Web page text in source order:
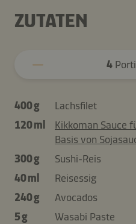
ZUTATEN
4
400 g
Lachsfilet
120 ml
Kikkoman Sauce
Basis von
300 g
Sushi-Reis
40 ml
Reisessig
240 g
Avocados
5 g
Wasabi Paste